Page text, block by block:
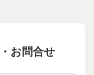
お問合せ